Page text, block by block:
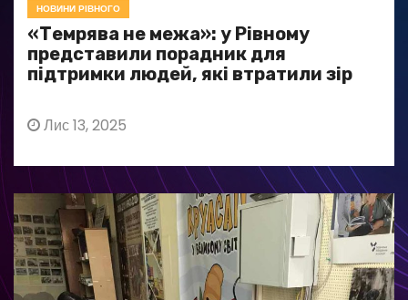
НОВИНИ РІВНОГО
«Темрява не межа»: у Рівному
представили порадник для
підтримки людей, які втратили зір
Лис 13, 2025